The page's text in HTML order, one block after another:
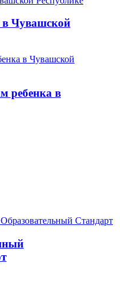
в Чувашской
ребенка в